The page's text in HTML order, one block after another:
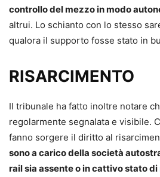
controllo del mezzo in modo
altrui. Lo schianto con lo stesso
qualora il supporto fosse stato in
RISARCIMENTO
Il tribunale ha fatto inoltre notare
regolarmente segnalata e visibile.
fanno sorgere il diritto al
sono a carico della società
rail sia assente o in cattivo stato di